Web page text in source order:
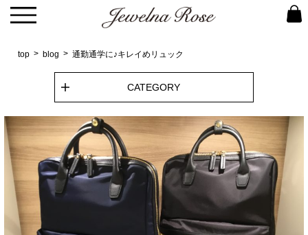
top blog 通勤通学に♪キレイめリュック
CATEGORY